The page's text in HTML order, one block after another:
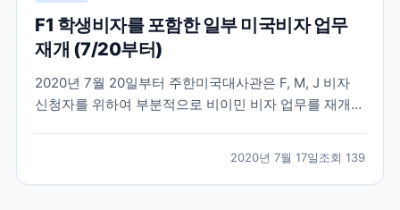
F1 학생비자를 포함한 일부 미국비자 업무
재개 (7/20부터)
2020년 7월 20일부터 주한미국대사관은 F, M, J 비자
신청자를 위하여 부분적으로 비이민 비자 업무를 재개한
신청자가 단시간에 많이 몰릴 것으로 예상이 됩니다. 미
국 대사관에서도 발급 절차가 진행되지 못한 수...
2020년 7월 17일조회 139